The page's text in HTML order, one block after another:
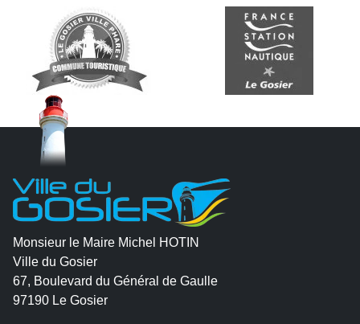
Monsieur le Maire Michel HOTIN
Ville du Gosier
67, Boulevard du Général de Gaulle
97190 Le Gosier